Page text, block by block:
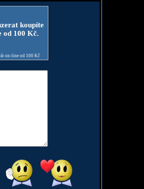
koupíte
od 100 Kč.
on-line od 100 Kč